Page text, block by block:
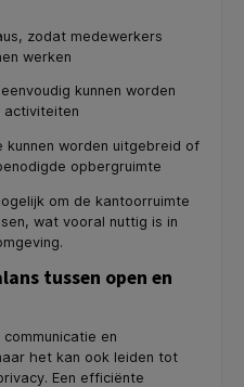
zodat medewerkers
werken
kunnen worden
activiteiten
worden uitgebreid of
opbergruimte
om de kantoorruimte
wat vooral nuttig is in
tussen open en
en
het kan ook leiden tot
Een efficiënte